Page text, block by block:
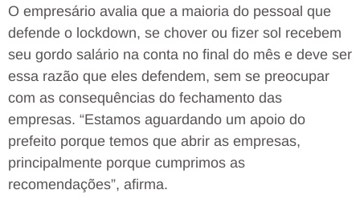
O empresário avalia que a maioria do pessoal que
defende o lockdown, se chover ou fizer sol recebem
seu gordo salário na conta no final do mês e deve ser
essa razão que eles defendem, sem se preocupar
com as consequências do fechamento das
empresas. “Estamos aguardando um apoio do
prefeito porque temos que abrir as empresas,
principalmente porque cumprimos as
recomendações”, afirma.